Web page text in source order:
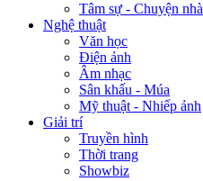
Tâm sự - Chuyện nhà
Nghệ thuật
Văn học
Điện ảnh
Âm nhạc
Sân khấu - Múa
Mỹ thuật - Nhiếp ảnh
Giải trí
Truyền hình
Thời trang
Showbiz